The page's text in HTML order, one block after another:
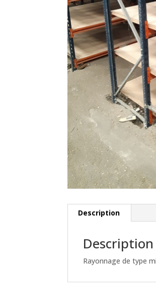
Description
Description
Rayonnage de type